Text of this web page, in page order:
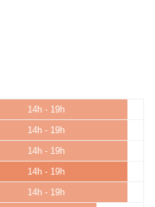
14h - 19h
14h - 19h
14h - 19h
14h - 19h
14h - 19h